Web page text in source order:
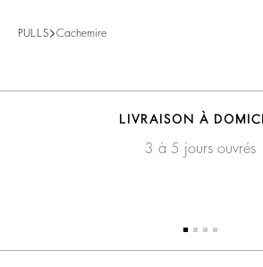
PULLS Cachemire
LIVRAISON À
3 à 5 jours ouvrés